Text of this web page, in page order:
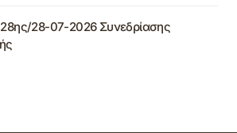
28-07-2026 Συνεδρίασης